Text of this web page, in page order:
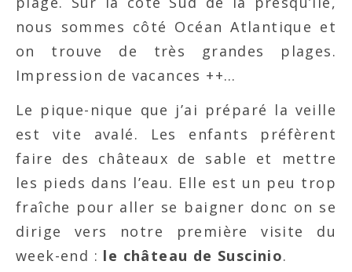
nous sommes côté Océan Atlantique et
on trouve de très grandes plages.
Impression de vacances ++…
Le pique-nique que j’ai préparé la veille
est vite avalé. Les enfants préfèrent
faire des châteaux de sable et mettre
les pieds dans l’eau. Elle est un peu trop
fraîche pour aller se baigner donc on se
dirige vers notre première visite du
week-end : le château de Suscinio.